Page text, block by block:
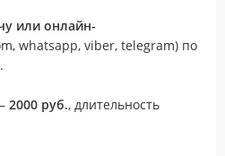
или онлайн-
whatsapp, viber, telegram) по
.
2000 руб., длительность